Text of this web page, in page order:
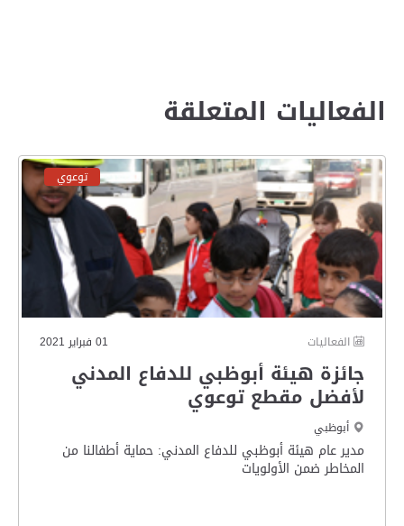
الفعاليات المتعلقة
الفعاليات 01 فبراير 2021
جائزة هيئة أبوظبي للدفاع المدني
لأفضل مقطع توعوي
أبوظبي
مدير عام هيئة أبوظبي للدفاع المدني: حماية أطفالنا من
المخاطر ضمن الأولويات
توعوي